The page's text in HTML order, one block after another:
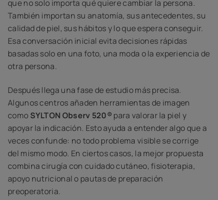
que no solo importa qué quiere cambiar la persona.
También importan su anatomía, sus antecedentes, su
calidad de piel, sus hábitos y lo que espera conseguir.
Esa conversación inicial evita decisiones rápidas
basadas solo en una foto, una moda o la experiencia de
otra persona.
Después llega una fase de estudio más precisa.
Algunos centros añaden herramientas de imagen
como SYLTON Observ 520®para valorar la piel y
apoyar la indicación. Esto ayuda a entender algo que a
veces confunde: no todo problema visible se corrige
del mismo modo. En ciertos casos, la mejor propuesta
combina cirugía con cuidado cutáneo, fisioterapia,
apoyo nutricional o pautas de preparación
preoperatoria.